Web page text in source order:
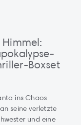
Boxset
ins Chaos
seine verletzte
und eine